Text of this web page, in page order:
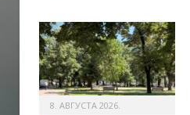
8. АВГУСТА 2026.